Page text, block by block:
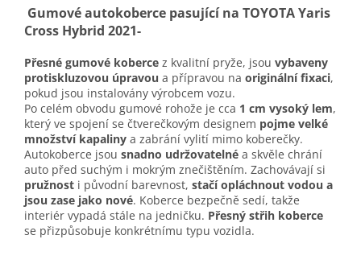
Gumové autokoberce pasující na TOYOTA Yaris
Cross Hybrid 2021-
Přesné gumové koberce z kvalitní pryže, jsou vybaveny
protiskluzovou úpravou a přípravou na originální fixaci,
pokud jsou instalovány výrobcem vozu.
Po celém obvodu gumové rohože je cca 1 cm vysoký lem,
který ve spojení se čtverečkovým designem pojme velké
množství kapaliny a zabrání vylití mimo koberečky.
Autokoberce jsou snadno udržovatelné a skvěle chrání
auto před suchým i mokrým znečištěním. Zachovávají si
pružnost i původní barevnost, stačí opláchnout vodou a
jsou zase jako nové. Koberce bezpečně sedí, takže
interiér vypadá stále na jedničku. Přesný střih koberce
se přizpůsobuje konkrétnímu typu vozidla.